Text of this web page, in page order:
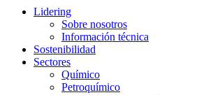
Lidering
Sobre nosotros
Información técnica
Sostenibilidad
Sectores
Químico
Petroquímico